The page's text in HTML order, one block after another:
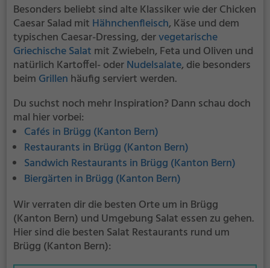
Besonders beliebt sind alte Klassiker wie der Chicken
Caesar Salad mit Hähnchenfleisch, Käse und dem
typischen Caesar-Dressing, dervegetarische
Griechische Salat mit Zwiebeln, Feta und Oliven und
natürlich Kartoffel- oderNudelsalate, die besonders
beim Grillen häufig serviert werden.
Du suchst noch mehr Inspiration? Dann schau doch
mal hier vorbei:
Cafés in Brügg (Kanton Bern)
Restaurants in Brügg (Kanton Bern)
Sandwich Restaurants in Brügg (Kanton Bern)
Biergärten in Brügg (Kanton Bern)
Wir verraten dir die besten Orte um in Brügg
(Kanton Bern) und Umgebung Salat essen zu gehen.
Hier sind die besten Salat Restaurants rund um
Brügg (Kanton Bern):